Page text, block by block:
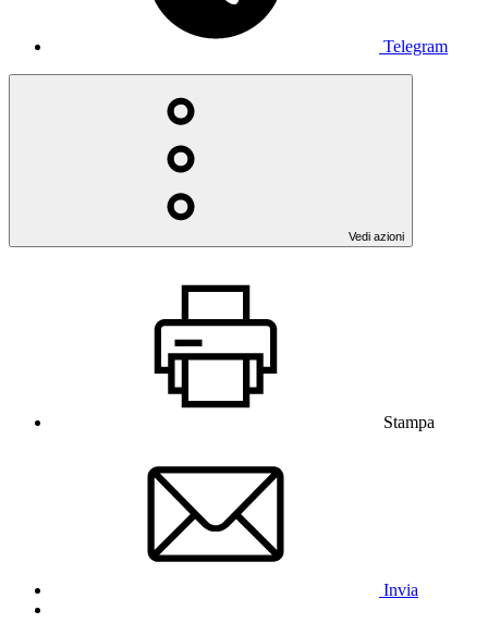
Telegram
Vedi azioni
Stampa
Invia